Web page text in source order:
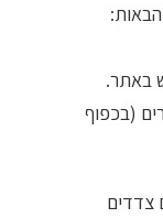
באתר.
(בכפוף
צדדים